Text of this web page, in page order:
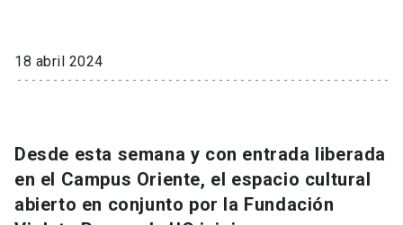
Extensión
Universidad
Información para keyboard_arrow_down
18 abril 2024
Desde esta semana y con entrada liberada
en el Campus Oriente, el espacio cultural
abierto en conjunto por la Fundación